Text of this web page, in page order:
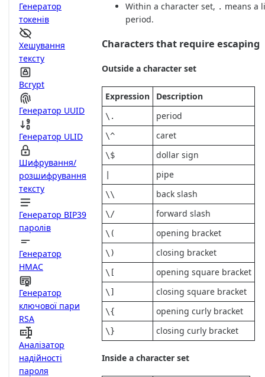
Генератор
токенів
Хешування
тексту
Bcrypt
Генератор UUID
Генератор ULID
Шифрування/
розшифрування
тексту
Генератор BIP39
паролів
Генератор
HMAC
Генератор
ключової пари
RSA
Аналізатор
надійності
пароля
Within a character set, . means a
period.
Characters that require escaping
Outside a character set
Expression Description
\. period
\^ caret
\$ dollar sign
pipe
\\ back slash
\/ forward slash
\( opening bracket
\) closing bracket
\[ opening square bracket
\] closing square bracket
\{ opening curly bracket
\} closing curly bracket
Inside a character set